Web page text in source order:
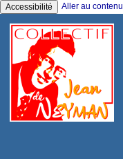
Accessibilité Aller au contenu